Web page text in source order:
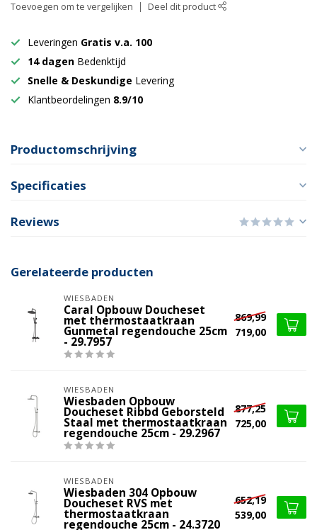
Toevoegen om te vergelijken Deel dit product
Leveringen Gratis v.a. 100
14 dagen Bedenktijd
Snelle & Deskundige Levering
Klantbeordelingen 8.9/10
Productomschrijving
Specificaties
Reviews
Gerelateerde producten
WIESBADEN
Caral Opbouw Doucheset
met thermostaatkraan
Gunmetal regendouche 25cm
- 29.7957
869,99
719,00
WIESBADEN
Wiesbaden Opbouw
Doucheset Ribbd Geborsteld
Staal met thermostaatkraan
regendouche 25cm - 29.2967
877,25
725,00
WIESBADEN
Wiesbaden 304 Opbouw
Doucheset RVS met
thermostaatkraan
regendouche 25cm - 24.3720
652,19
539,00